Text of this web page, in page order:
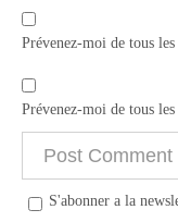
Prévenez-moi de tous
Prévenez-moi de tous
S'abonner a la